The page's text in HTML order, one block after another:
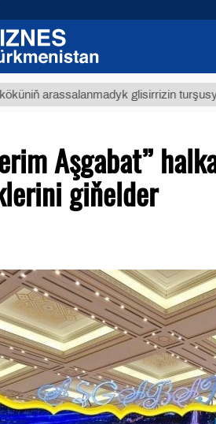
glisirrizin turşusy (t.)
Aşgabat”
giňelder